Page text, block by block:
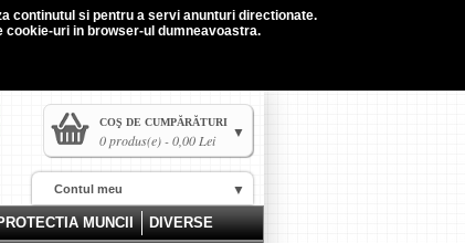
continutul si pentru a servi anunturi directionate.
uri in browser-ul dumneavoastra.
COŞ DE CUMPĂRĂTURI
0 produs(e) - 0,00 Lei
Contul meu
MUNCII DIVERSE